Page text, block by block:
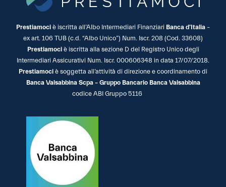
Prestiamoci è iscritta all’Albo Intermediari Finanziari Banca d’Italia –
ex art. 106 TUB (c.d. “Albo Unico”) Num. Iscr. 208 (Cod. 33608)
Prestiamociè iscritta alla sezione D del Registro Unico degli
Intermediari Assicurativi Num. Iscr. 000606348 in data 17/07/2018.
Prestiamoci è soggetta all’attività di direzione e coordinamento di
Banca Valsabbina Scpa – Gruppo Bancario Banca Valsabbina
codice ABI Gruppo 5116